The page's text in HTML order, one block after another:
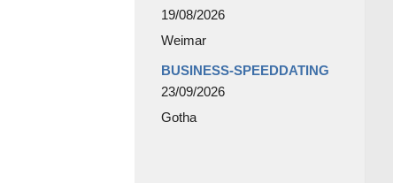
19/08/2026
Weimar
BUSINESS-SPEEDDATING
23/09/2026
Gotha